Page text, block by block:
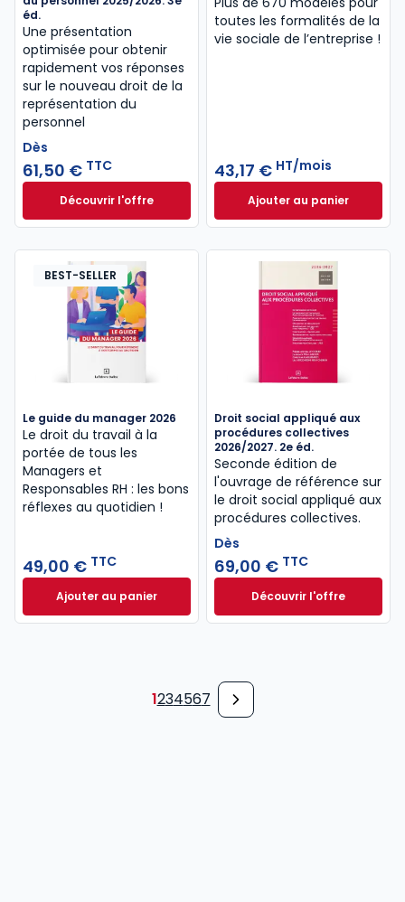
éd.
Une présentation
optimisée pour obtenir
rapidement vos réponses
sur le nouveau droit de la
représentation du
personnel
Dès
61,50 € TTC
Découvrir l'offreDroit de la représentation du personnel 2025/
Dès
toutes les formalités de la
vie sociale de l’entreprise !
43,17 € HT/mois
Ajouter au panierFormulaire Social
BEST-SELLER
Le guide du manager 2026
Le droit du travail à la
portée de tous les
Managers et
Responsables RH : les bons
réflexes au quotidien !
49,00 € TTC
Ajouter au panierLe guide du manager 2026 à 49,00 € TTC
Droit social appliqué aux
procédures collectives
2026/2027. 2e éd.
Seconde édition de
l'ouvrage de référence sur
le droit social appliqué aux
procédures collectives.
Dès
69,00 € TTC
Découvrir l'offre
Droit social
Dès
1234567